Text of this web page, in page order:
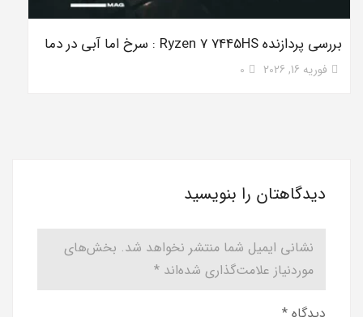
بررسی پردازنده Ryzen 7 7445HS : سرخ اما آبی در دما
فوریه 16, 2026 0
دیدگاهتان را بنویسید
نشانی ایمیل شما منتشر نخواهد شد. بخش‌های
موردنیاز علامت‌گذاری شده‌اند *